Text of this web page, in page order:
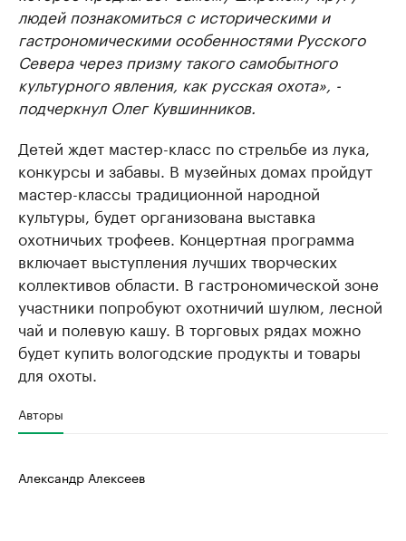
людей познакомиться с историческими и
гастрономическими особенностями Русского
Севера через призму такого самобытного
культурного явления, как русская охота», -
подчеркнул Олег Кувшинников.
Детей ждет мастер-класс по стрельбе из лука,
конкурсы и забавы. В музейных домах пройдут
мастер-классы традиционной народной
культуры, будет организована выставка
охотничьих трофеев. Концертная программа
включает выступления лучших творческих
коллективов области. В гастрономической зоне
участники попробуют охотничий шулюм, лесной
чай и полевую кашу. В торговых рядах можно
будет купить вологодские продукты и товары
для охоты.
Авторы
Александр Алексеев